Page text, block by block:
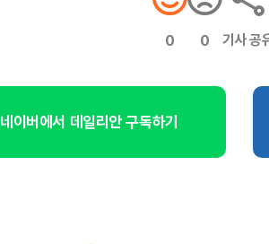
0 0 기사 공
네이버에서 데일리안 구독하기